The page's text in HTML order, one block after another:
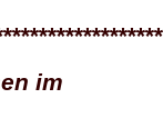
im